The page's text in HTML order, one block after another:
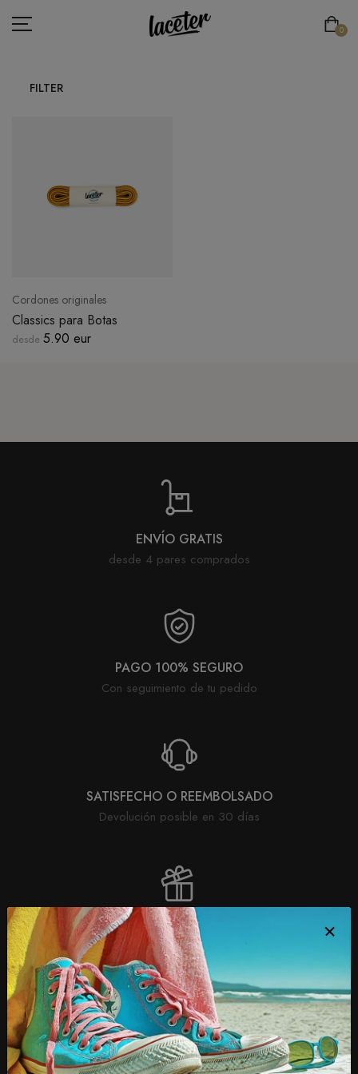
0
CORDONES DEPORTIVOS
LACE'TER
FILTER
Cordones originales
Classics para Botas
desde 5.90 eur
ENVÍO GRATIS
desde 4 pares comprados
PAGO 100% SEGURO
Con seguimiento de tu pedido
SATISFECHO O REEMBOLSADO
Devolución posible en 30 días
ENVÍO EN 48H
Directamente en tu buzón